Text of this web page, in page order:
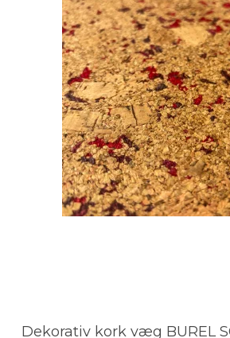
Dekorativ kork væg BUREL